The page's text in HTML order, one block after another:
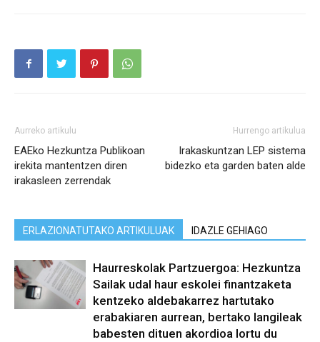
Aurreko artikulu
EAEko Hezkuntza Publikoan
irekita mantentzen diren
irakasleen zerrendak
Hurrengo artikulua
Irakaskuntzan LEP sistema
bidezko eta garden baten alde
ERLAZIONATUTAKO ARTIKULUAK IDAZLE GEHIAGO
Haurreskolak Partzuergoa: Hezkuntza
Sailak udal haur eskolei finantzaketa
kentzeko aldebakarrez hartutako
erabakiaren aurrean, bertako langileak
babesten dituen akordioa lortu du